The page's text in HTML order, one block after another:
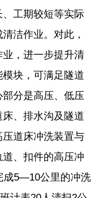
工期较短等实际
洁作业。对此，
，进一步提升清
块，可满足隧道
分是高压、低压
、排水沟及隧道
道床冲洗装置与
、扣件的高压冲
成5—10公里的冲洗